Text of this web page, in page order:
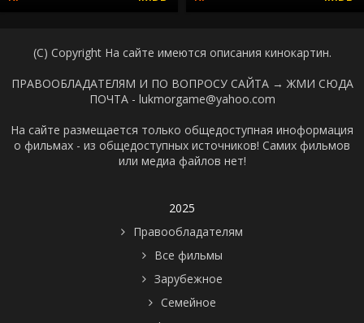
(C) Copyright На сайте имеются описания кинокартин.
ПРАВООБЛАДАТЕЛЯМ И ПО ВОПРОСУ САЙТА → ЖМИ СЮДА
ПОЧТА - lukmorgame@yahoo.com
На сайте размещается только общедоступная иноформация
о фильмах - из общедоступных источников! Самих фильмов
или медиа файлов нет!
2025
Правообладателям
Все фильмы
Зарубежное
Семейное